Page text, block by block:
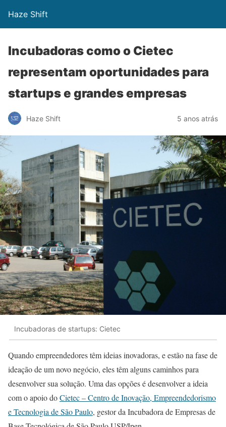
Haze Shift
Incubadoras como o Cietec
representam oportunidades para
startups e grandes empresas
Haze Shift 5 anos atrás
Incubadoras de startups: Cietec
Quando empreendedores têm ideias inovadoras, e estão na fase de
ideação de um novo negócio, eles têm alguns caminhos para
desenvolver sua solução. Uma das opções é desenvolver a ideia
com o apoio doCietec – Centro de Inovação, Empreendedorismo
e Tecnologia de São Paulo, gestor da Incubadora de Empresas de